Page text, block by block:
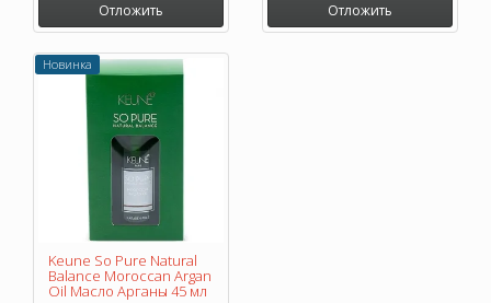
Отложить Отложить
Новинка
Keune So Pure Natural
Balance Moroccan Argan
Oil Масло Арганы 45 мл